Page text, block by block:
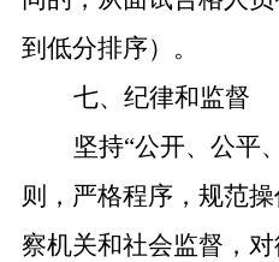
到低分排序）。
七、纪律和监督
坚持“公开、公平
则，严格程序，规范
察机关和社会监督，